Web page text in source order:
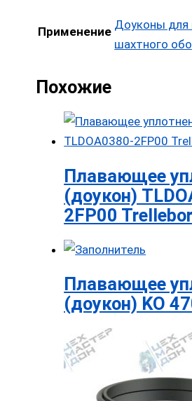
Применение Доуконы для
шахтного
Похожие
Плавающее
(доукон)
2FP00
Плавающее
(доукон) KO